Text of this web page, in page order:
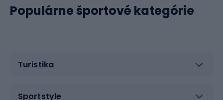
Populárne športové kategórie
Turistika
Sportstyle